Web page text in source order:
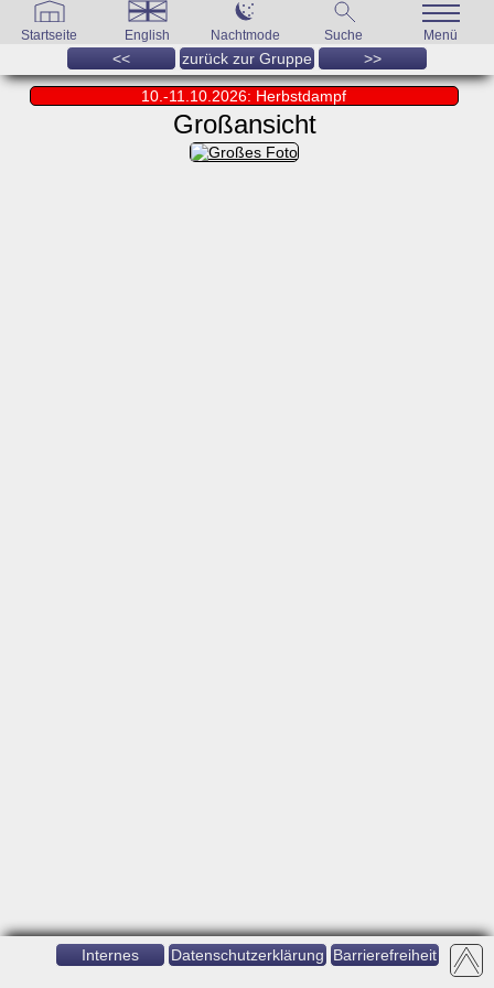
Startseite English Nachtmode Suche Menü
<< zurück zur Gruppe >>
10.-11.10.2026: Herbstdampf
Großansicht
Internes Datenschutzerklärung Barrierefreiheit